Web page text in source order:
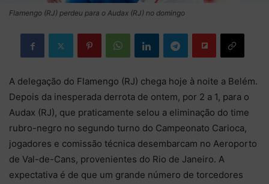
Flamengo (RJ) perdeu para o Audax (RJ) no domingo
A delegação do Flamengo (RJ) chega hoje à noite a Belém.
Depois da inesperada derrota de ontem, por 2 a 1, para o
Audax (RJ), que praticamente selou a eliminação do time
rubro-negro no segundo turno do Campeonato Carioca,
jogadores e comissão técnica desembarcam no Aeroporto
de Val-de-Cans, provenientes do Rio de Janeiro. A
expectativa é de que um grande número de torcedores